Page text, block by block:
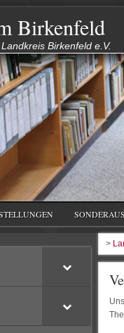
Birkenfeld
Birkenfeld e.V.
>